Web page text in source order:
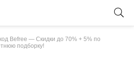
Befree — Скидки до 70% + 5% по
подборку!